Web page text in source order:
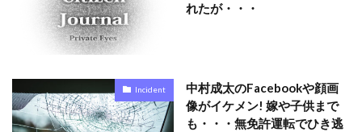
れたが・・・
Incident
中村成太のFacebookや顔画
像がイケメン! 嫁や子供まで
も・・・無免許運転でひき逃